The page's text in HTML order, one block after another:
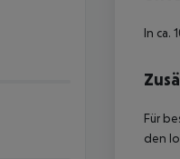
In ca.
Für
den